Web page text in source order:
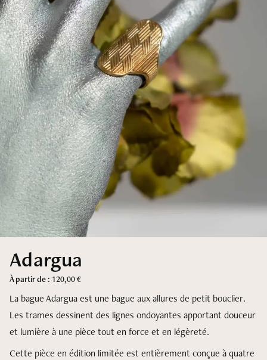
Contact
Entretenir ses pièces
Adargua
À partir de : 120,00€
La bague Adargua est une bague aux allures de petit bouclier.
Les trames dessinent des lignes ondoyantes apportant douceur
et lumière à une pièce tout en force et en légèreté.
Cette pièce en édition limitée est entièrement conçue à quatre